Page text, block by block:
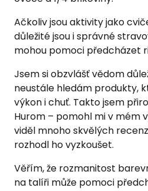
Ačkoliv jsou aktivity jako
důležité jsou i správné
mohou pomoci předcházet
Jsem si obzvlášť vědom
neustále hledám produkty,
výkon i chuť. Takto jsem
Hurom – pomohl mi v mém
viděl mnoho skvělých
rozhodl ho vyzkoušet.
Věřím, že rozmanitost
na talíři může pomoci